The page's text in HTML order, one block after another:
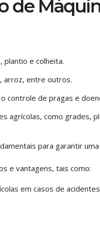
de
e colheita.
arroz, entre outros.
controle de pragas e
agrícolas, como grades,
para garantir
e vantagens, tais como:
em casos de